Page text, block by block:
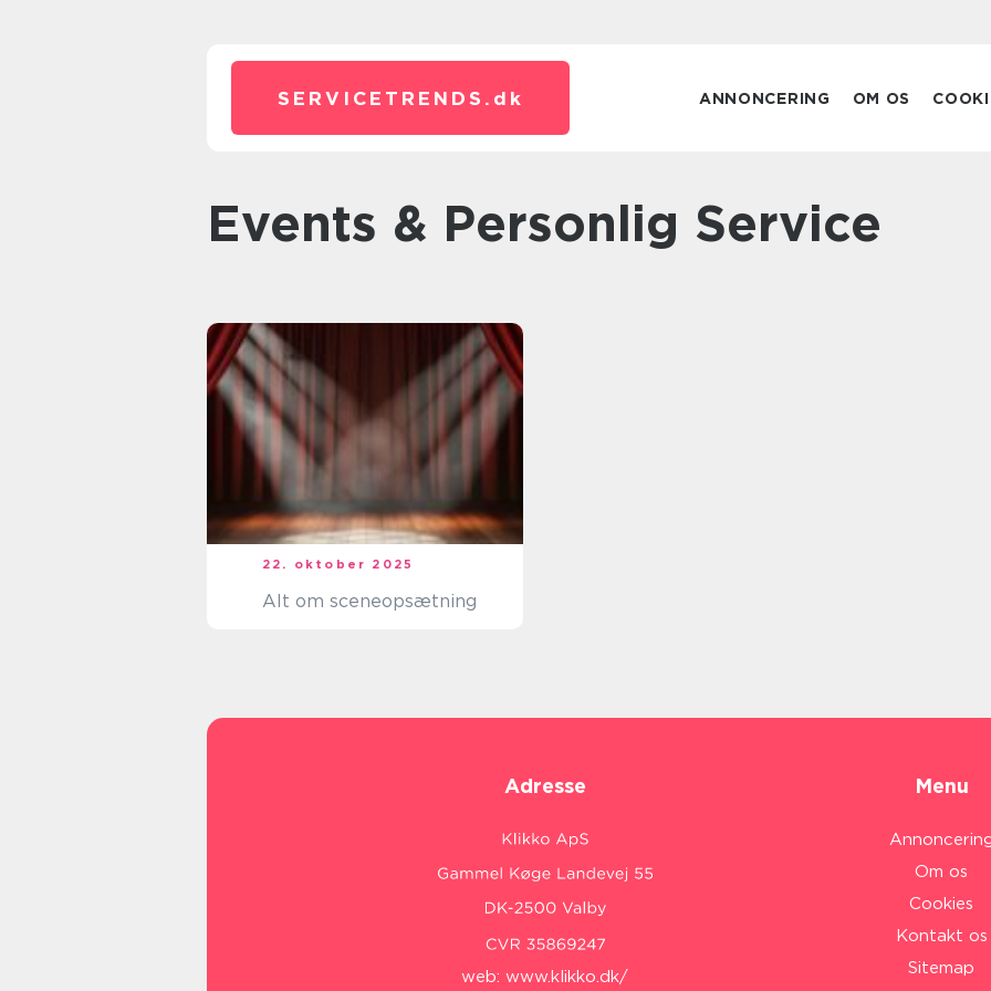
SERVICETRENDS. dk ANNONCERING OM OS
Events & Personlig Service
22. oktober 2025
Alt om sceneopsætning
Adresse
web:www.klikko.dk/
Menu
Om os
Cookies
Kontakt os
Sitemap